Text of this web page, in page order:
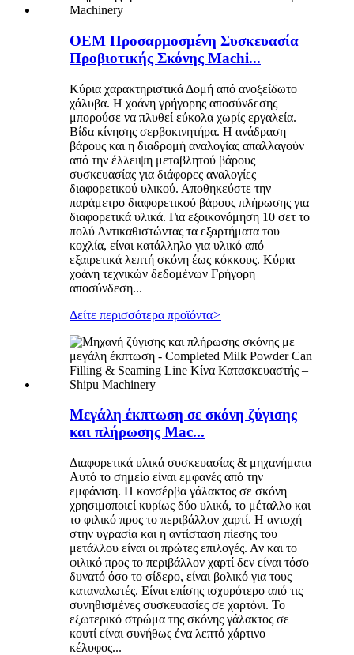
OEM Προσαρμοσμένη Συσκευασία
Προβιοτικής Σκόνης Machi...
Κύρια χαρακτηριστικά Δομή από ανοξείδωτο
χάλυβα. Η χοάνη γρήγορης αποσύνδεσης
μπορούσε να πλυθεί εύκολα χωρίς εργαλεία.
Βίδα κίνησης σερβοκινητήρα. Η ανάδραση
βάρους και η διαδρομή αναλογίας απαλλαγούν
από την έλλειψη μεταβλητού βάρους
συσκευασίας για διάφορες αναλογίες
διαφορετικού υλικού. Αποθηκεύστε την
παράμετρο διαφορετικού βάρους πλήρωσης για
διαφορετικά υλικά. Για εξοικονόμηση 10 σετ το
πολύ Αντικαθιστώντας τα εξαρτήματα του
κοχλία, είναι κατάλληλο για υλικό από
εξαιρετικά λεπτή σκόνη έως κόκκους. Κύρια
χοάνη τεχνικών δεδομένων Γρήγορη
αποσύνδεση...
Δείτε περισσότερα προϊόντα>
Μεγάλη έκπτωση σε σκόνη ζύγισης
και πλήρωσης Mac...
Διαφορετικά υλικά συσκευασίας & μηχανήματα
Αυτό το σημείο είναι εμφανές από την
εμφάνιση. Η κονσέρβα γάλακτος σε σκόνη
χρησιμοποιεί κυρίως δύο υλικά, το μέταλλο και
το φιλικό προς το περιβάλλον χαρτί. Η αντοχή
στην υγρασία και η αντίσταση πίεσης του
μετάλλου είναι οι πρώτες επιλογές. Αν και το
φιλικό προς το περιβάλλον χαρτί δεν είναι τόσο
δυνατό όσο το σίδερο, είναι βολικό για τους
καταναλωτές. Είναι επίσης ισχυρότερο από τις
συνηθισμένες συσκευασίες σε χαρτόνι. Το
εξωτερικό στρώμα της σκόνης γάλακτος σε
κουτί είναι συνήθως ένα λεπτό χάρτινο
κέλυφος...